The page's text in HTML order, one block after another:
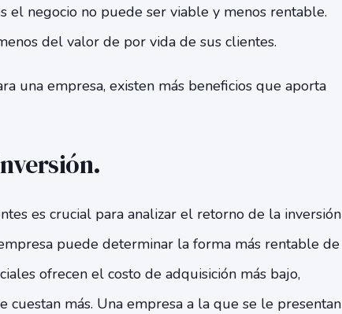
el negocio no puede ser viable y menos rentable.
del valor de por vida de sus clientes.
una empresa, existen más beneficios que aporta
es crucial para analizar el retorno de la inversión
puede determinar la forma más rentable de
ofrecen el costo de adquisición más bajo,
cuestan más. Una empresa a la que se le presentan